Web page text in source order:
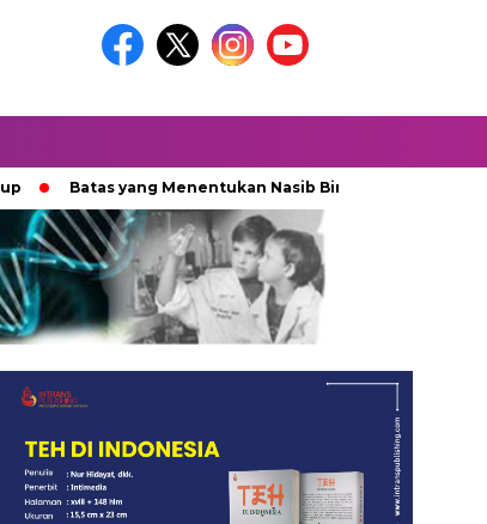
Batas yang Menentukan Nasib Bintang